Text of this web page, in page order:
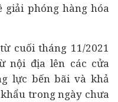
giải phóng hàng hóa
cuối tháng 11/2021
nội địa lên các cửa
lực bến bãi và khả
trong ngày chưa